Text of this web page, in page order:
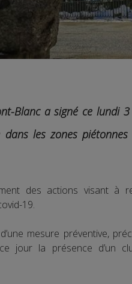
Blanc a signé ce lundi
les zones piétonnes
des actions visant à
19.
mesure préventive,
jour la présence d’un